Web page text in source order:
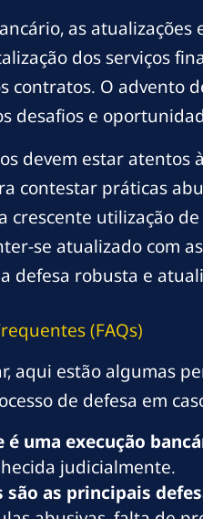
as
dos serviços
contratos. O advento
desafios e
devem estar atentos
contestar práticas
crescente utilização
se atualizado com
defesa robusta e
(FAQs)
aqui estão algumas
de defesa em
é uma execução
judicialmente.
são as principais